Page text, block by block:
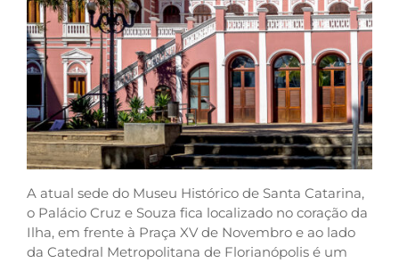
A atual sede do Museu Histórico de Santa Catarina,
o Palácio Cruz e Souza fica localizado no coração da
Ilha, em frente à Praça XV de Novembro e ao lado
da Catedral Metropolitana de Florianópolis é um